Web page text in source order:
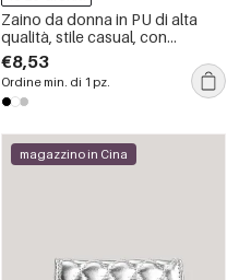
Zaino da donna in PU di alta
qualità, stile casual, con
cuciture trapuntate e dettagli in
metallo, tinta unita.
€8,53
Ordine min. di 1 pz.
magazzino in Cina